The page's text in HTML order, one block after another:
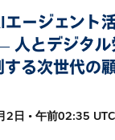
ージェント
人とデジタル
する次世代の
日 • 午前02:35